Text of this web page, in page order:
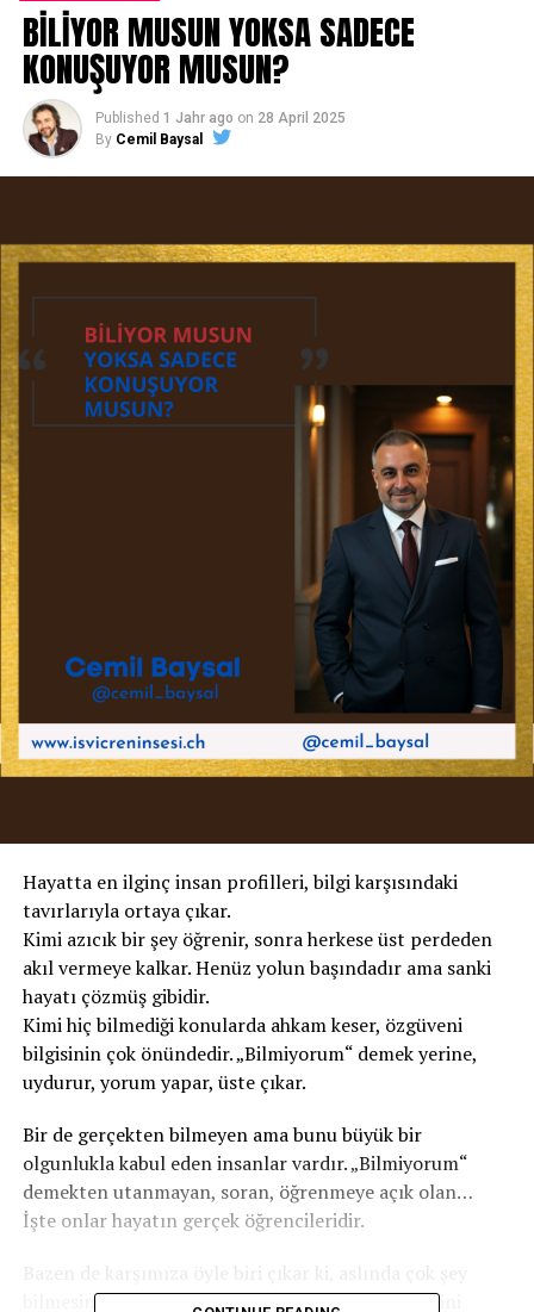
BİLİYOR MUSUN YOKSA SADECE
KONUŞUYOR MUSUN?
Published 1 Jahr ago on 28 April 2025
By Cemil Baysal
Hayatta en ilginç insan profilleri, bilgi karşısındaki
tavırlarıyla ortaya çıkar.
Kimi azıcık bir şey öğrenir, sonra herkese üst perdeden
akıl vermeye kalkar. Henüz yolun başındadır ama sanki
hayatı çözmüş gibidir.
Kimi hiç bilmediği konularda ahkam keser, özgüveni
bilgisinin çok önündedir. „Bilmiyorum“ demek yerine,
uydurur, yorum yapar, üste çıkar.
Bir de gerçekten bilmeyen ama bunu büyük bir
olgunlukla kabul eden insanlar vardır. „Bilmiyorum“
demekten utanmayan, soran, öğrenmeye açık olan…
İşte onlar hayatın gerçek öğrencileridir.
bilmesine rağmen bunu yüzümüze vurmaz. Bilgisini